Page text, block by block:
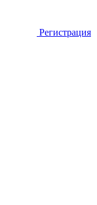
Регистрация